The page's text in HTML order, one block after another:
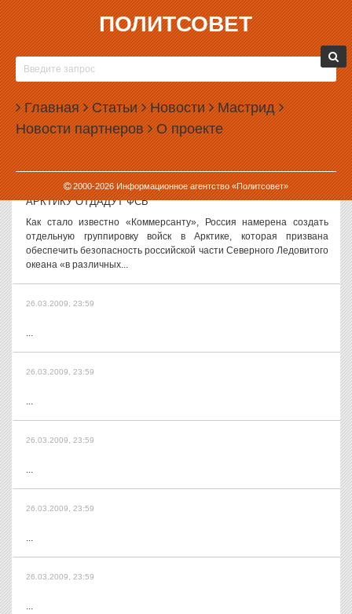
ПОЛИТСОВЕТ
Главная Статьи Новости Мастрид
Новости партнеров О проекте
2000-2026Информационное агентство «Политсовет»
27.03.2009, 08:51
СВЕРДЛОВСКАЯ ГИБДД ПРОАНОНСИРОВАЛА НА
ПРЕДСТОЯЩИЕ ВЫХОДНЫЕ СОТНИ АВАРИЙ
В выходные дни на территории Свердловской области ожидаются
крайне сложные погодные условия. Перемена температурного
режима с плюсовой в дневное время до минусовой в ночное дает
ледяной накат на...
27.03.2009, 07:39
АРКТИКУ ОТДАДУТ ФСБ
Как стало известно «Коммерсанту», Россия намерена создать
отдельную группировку войск в Арктике, которая призвана
обеспечить безопасность российской части Северного Ледовитого
океана «в различных...
26.03.2009, 23:59
...
26.03.2009, 23:59
...
26.03.2009, 23:59
...
26.03.2009, 23:59
...
26.03.2009, 23:59
...